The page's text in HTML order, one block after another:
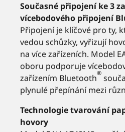
Současné připojení ke 3
vícebodového připojení
Připojení je klíčové pro ty,
vedou schůzky, vyřizují
na více zařízeních. Model
oboru podporuje
zařízením Bluetooth®
plynulé přepínání mezi
Technologie tvarování
hovory